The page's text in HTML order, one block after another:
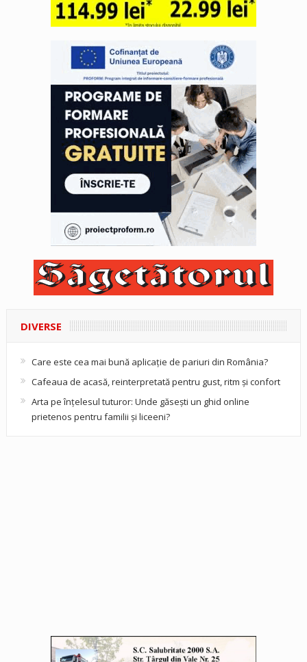
DIVERSE
Care este cea mai bună aplicație de pariuri din România?
Cafeaua de acasă, reinterpretată pentru gust, ritm și confort
Arta pe înțelesul tuturor: Unde găsești un ghid online
prietenos pentru familii și liceeni?